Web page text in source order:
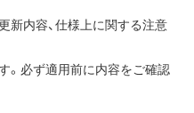
新内容、仕様上に関する注意
。必ず適用前に内容をご確認